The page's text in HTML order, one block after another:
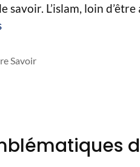
savoir. L’islam, loin
Savoir